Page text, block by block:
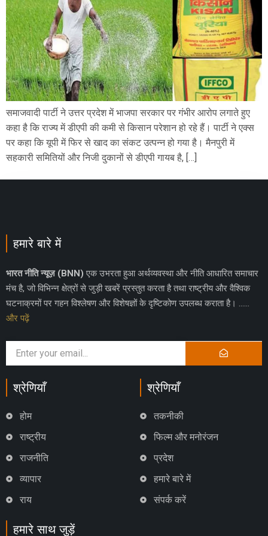
समाजवादी पार्टी ने उत्तर प्रदेश में भाजपा सरकार पर गंभीर आरोप लगाते हुए
कहा है कि राज्य में डीएपी की कमी से किसान परेशान हो रहे हैं। पार्टी ने एक्स
पर कहा कि यूपी में फिर से खाद का संकट उत्पन्न हो गया है। मैनपुरी में
सहकारी समितियों और निजी दुकानों से डीएपी गायब है, […]
हमारे बारे में
भारत नीति न्यूज़ (BNN) एक उभरता हुआ अर्थव्यवस्था और नीति आधारित समाचार
मंच है, जो विभिन्न क्षेत्रों से जुड़ी खबरें प्रस्तुत करता है तथा राष्ट्रीय और वैश्विक
घटनाक्रमों पर गहन विश्लेषण और विशेषज्ञों के दृष्टिकोण उपलब्ध कराता है। ……
और पढ़ें
श्रेणियाँ
होम
राष्ट्रीय
राजनीति
व्यापार
राय
श्रेणियाँ
तकनीकी
फिल्म और मनोरंजन
प्रदेश
हमारे बारे में
संपर्क करें
हमारे साथ जुड़ें